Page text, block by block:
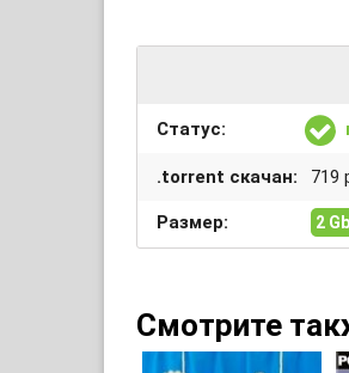
Статус:
.torrent скачан: 719
Размер: 2 Gb
Смотрите